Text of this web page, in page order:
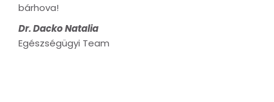
bárhova!
Dr. Dacko Natalia
Egészségügyi Team